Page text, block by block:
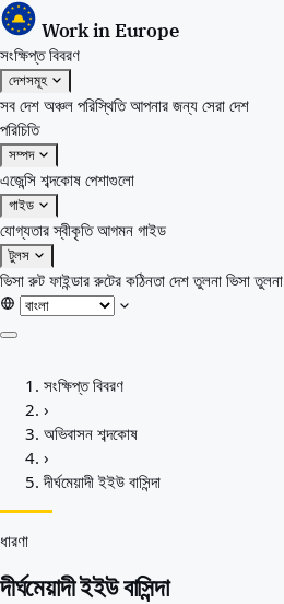
Work in Europe
সংক্ষিপ্ত বিবরণ
দেশসমূহ
সব দেশ অঞ্চল পরিস্থিতিআপনার জন্য সেরা দেশ
পরিচিতি
সম্পদ
এজেন্সি শব্দকোষ পেশাগুলো
গাইড
যোগ্যতার স্বীকৃতিআগমন গাইড
টুলস
ভিসা রুট ফাইন্ডাররুটের কঠিনতা দেশ তুলনা ভিসা তুলনা
দেশসমূহ
অঞ্চল
আপনার জন্য সেরা দেশ
শব্দকোষ
সংক্ষিপ্ত বিবরণ
›
অভিবাসন শব্দকোষ
›
দীর্ঘমেয়াদী ইইউ বাসিন্দা
ধারণা
দীর্ঘমেয়াদী ইইউ বাসিন্দা